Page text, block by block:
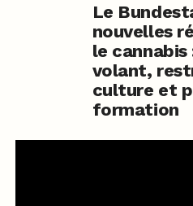
Le
nouvelles
le cannabis
volant,
culture et
formation